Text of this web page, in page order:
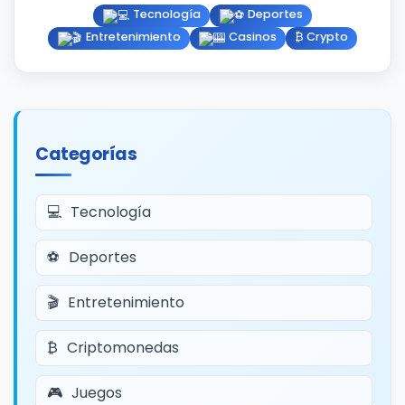
Tecnología
Deportes
Entretenimiento
Casinos ₿ Crypto
Categorías
Tecnología
Deportes
Entretenimiento
Criptomonedas
Juegos